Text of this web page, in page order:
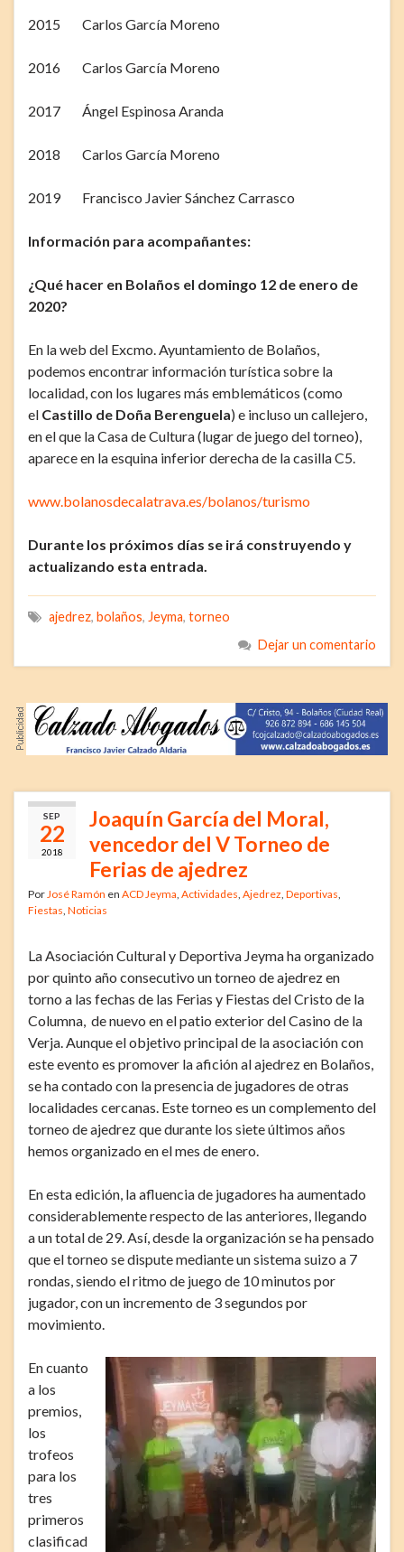
2015 Carlos García Moreno
2016 Carlos García Moreno
2017 Ángel Espinosa Aranda
2018 Carlos García Moreno
2019 Francisco Javier Sánchez Carrasco
Información para acompañantes:
¿Qué hacer en Bolaños el domingo 12 de enero de
2020?
En la web del Excmo. Ayuntamiento de Bolaños,
podemos encontrar información turística sobre la
localidad, con los lugares más emblemáticos (como
el Castillo de Doña Berenguela) e incluso un callejero,
en el que la Casa de Cultura (lugar de juego del torneo),
aparece en la esquina inferior derecha de la casilla C5.
www.bolanosdecalatrava.es/bolanos/turismo
Durante los próximos días se irá construyendo y
actualizando esta entrada.
ajedrez, bolaños, Jeyma, torneo
Dejar un comentario
SEP
22
2018
Joaquín García del Moral,
vencedor del V Torneo de
Ferias de ajedrez
Por José Ramón en ACD Jeyma Actividades Ajedrez Deportivas
Fiestas Noticias
La Asociación Cultural y Deportiva Jeyma ha organizado
por quinto año consecutivo un torneo de ajedrez en
torno a las fechas de las Ferias y Fiestas del Cristo de la
Columna, de nuevo en el patio exterior del Casino de la
Verja. Aunque el objetivo principal de la asociación con
este evento es promover la afición al ajedrez en Bolaños,
se ha contado con la presencia de jugadores de otras
localidades cercanas. Este torneo es un complemento del
torneo de ajedrez que durante los siete últimos años
hemos organizado en el mes de enero.
En esta edición, la afluencia de jugadores ha aumentado
considerablemente respecto de las anteriores, llegando
a un total de 29. Así, desde la organización se ha pensado
que el torneo se dispute mediante un sistema suizo a 7
rondas, siendo el ritmo de juego de 10 minutos por
jugador, con un incremento de 3 segundos por
movimiento.
En cuanto
a los
premios,
los
trofeos
para los
tres
primeros
clasificad